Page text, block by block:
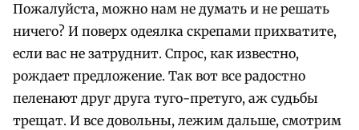
Пожалуйста, можно нам не думать и не решать
ничего? И поверх одеялка скрепами прихватите,
если вас не затруднит. Спрос, как известно,
рождает предложение. Так вот все радостно
пеленают друг друга туго-претуго, аж судьбы
трещат. И все довольны, лежим дальше, смотрим